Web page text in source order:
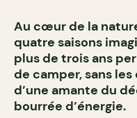
Au cœur de la
quatre saisons
plus de trois ans
de camper, sans
d’une amante du
bourrée d’énergie.